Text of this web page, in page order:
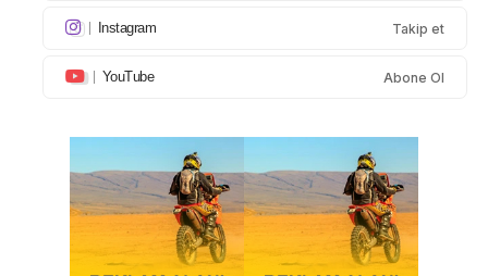
Instagram Takip et
YouTube Abone Ol